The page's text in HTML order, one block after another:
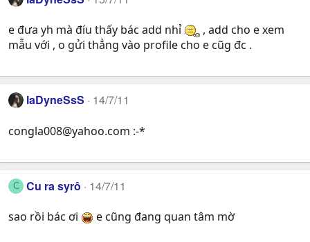
e đưa yh mà đíu thấy bác add nhỉ
, add cho e xem
mẫu với , o gửi thẳng vào profile cho e cũg đc .
laDyneSsS 14/7/11
congla008@yahoo.com :-*
C Cu ra syrô 14/7/11
sao rồi bác ơi e cũng đang quan tâm mờ